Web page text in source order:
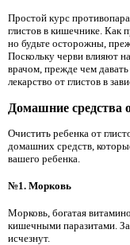
Простой курс
глистов в кишечнике. Как
но будьте осторожны,
Поскольку черви влияют
врачом, прежде чем
лекарство от глистов в
Домашние средства
Очистить ребенка от
домашних средств,
вашего ребенка.
№1. Морковь
Морковь, богатая
кишечными паразитами.
исчезнут.